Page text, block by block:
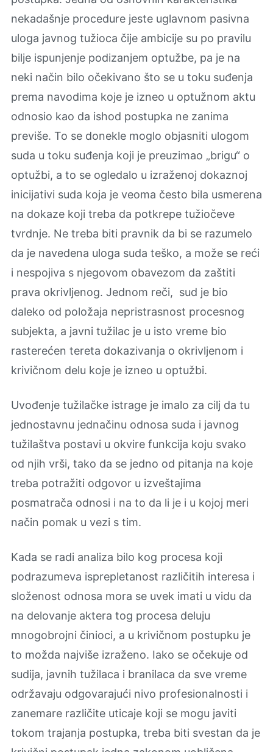
nekadašnje procedure jeste uglavnom pasivna
uloga javnog tužioca čije ambicije su po pravilu
bilje ispunjenje podizanjem optužbe, pa je na
neki način bilo očekivano što se u toku suđenja
prema navodima koje je izneo u optužnom aktu
odnosio kao da ishod postupka ne zanima
previše. To se donekle moglo objasniti ulogom
suda u toku suđenja koji je preuzimao „brigu“ o
optužbi, a to se ogledalo u izraženoj dokaznoj
inicijativi suda koja je veoma često bila usmerena
na dokaze koji treba da potkrepe tužiočeve
tvrdnje. Ne treba biti pravnik da bi se razumelo
da je navedena uloga suda teško, a može se reći
i nespojiva s njegovom obavezom da zaštiti
prava okrivljenog. Jednom reči, sud je bio
daleko od položaja nepristrasnost procesnog
subjekta, a javni tužilac je u isto vreme bio
rasterećen tereta dokazivanja o okrivljenom i
krivičnom delu koje je izneo u optužbi.
Uvođenje tužilačke istrage je imalo za cilj da tu
jednostavnu jednačinu odnosa suda i javnog
tužilaštva postavi u okvire funkcija koju svako
od njih vrši, tako da se jedno od pitanja na koje
treba potražiti odgovor u izveštajima
posmatrača odnosi i na to da li je i u kojoj meri
način pomak u vezi s tim.
Kada se radi analiza bilo kog procesa koji
podrazumeva isprepletanost različitih interesa i
složenost odnosa mora se uvek imati u vidu da
na delovanje aktera tog procesa deluju
mnogobrojni činioci, a u krivičnom postupku je
to možda najviše izraženo. Iako se očekuje od
sudija, javnih tužilaca i branilaca da sve vreme
održavaju odgovarajući nivo profesionalnosti i
zanemare različite uticaje koji se mogu javiti
tokom trajanja postupka, treba biti svestan da je